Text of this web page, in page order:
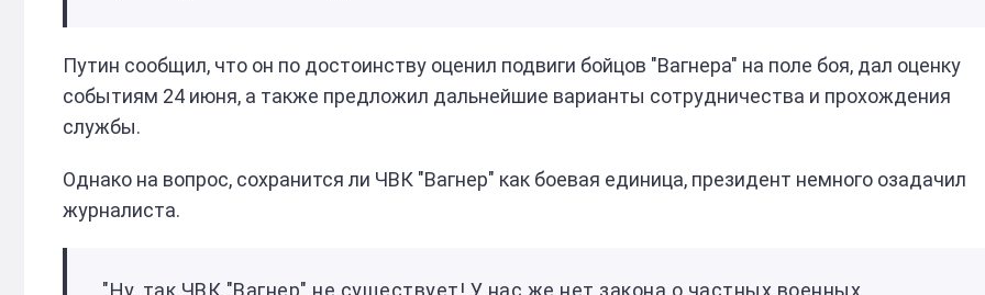
Путин сообщил, что он по достоинству оценил подвиги бойцов "Вагнера" на поле боя, дал оценку
событиям 24 июня, а также предложил дальнейшие варианты сотрудничества и прохождения
службы.
Однако на вопрос, сохранится ли ЧВК "Вагнер" как боевая единица, президент немного озадачил
журналиста.
"Ну, так ЧВК "Вагнер" не существует! У нас же нет закона о частных военных